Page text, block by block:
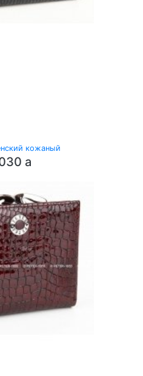
кожаный
a